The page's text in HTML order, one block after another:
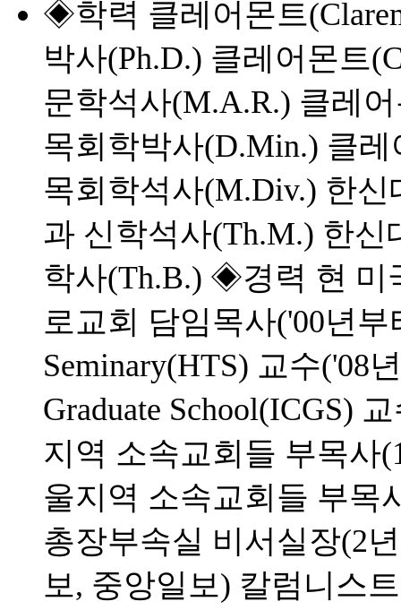
◈학력 클레어몬트
박사(Ph.D.) 클레어몬트
문학석사(M.A.R.) 클레
목회학박사(D.Min.) 클레
목회학석사(M.Div.) 한
과 신학석사(Th.M.) 한
학사(Th.B.) ◈경력 현 미
로교회 담임목사('00년부
Seminary(HTS) 교수('08
Graduate School(ICGS)
지역 소속교회들 부목사
울지역 소속교회들 부목
총장부속실 비서실장(2
보, 중앙일보) 칼럼니스